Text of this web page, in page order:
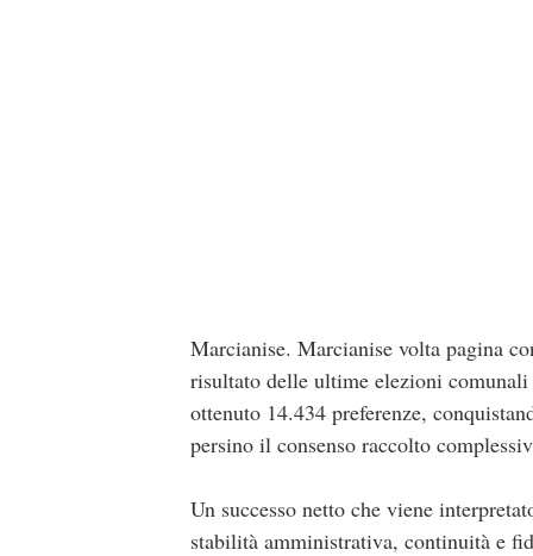
Marcianise. Marcianise volta pagina
risultato delle ultime elezioni
ottenuto 14.434 preferenze,
persino il consenso raccolto
Un successo netto che viene
stabilità amministrativa, continuità e